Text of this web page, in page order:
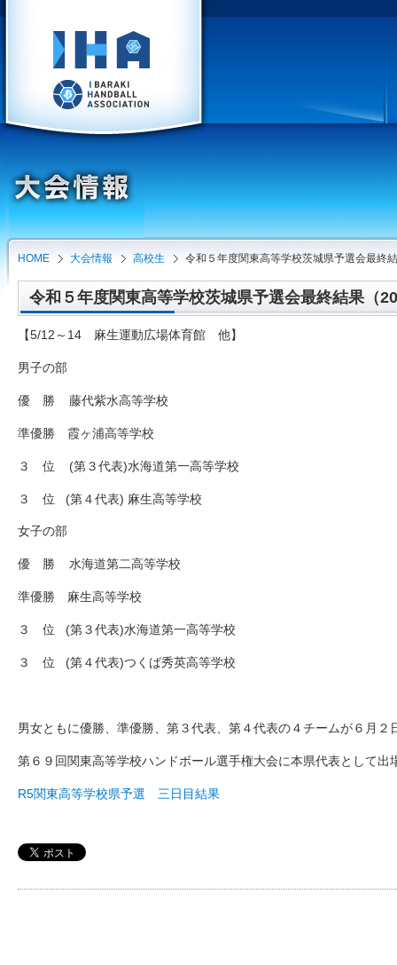
HOME 大会情報 高校生 令和５年度関東高等学校茨城県予選会最終
令和５年度関東高等学校茨城県予選会最終結果（
【5/12～14 麻生運動広場体育館 他】
男子の部
優 勝 藤代紫水高等学校
準優勝 霞ヶ浦高等学校
３ 位 (第３代表)水海道第一高等学校
３ 位 (第４代表) 麻生高等学校
女子の部
優 勝 水海道第二高等学校
準優勝 麻生高等学校
３ 位 (第３代表)水海道第一高等学校
３ 位 (第４代表)つくば秀英高等学校
男女ともに優勝、準優勝、第３代表、第４代表の４チームが６月２
第６９回関東高等学校ハンドボール選手権大会に本県代表として出
R5関東高等学校県予選 三日目結果